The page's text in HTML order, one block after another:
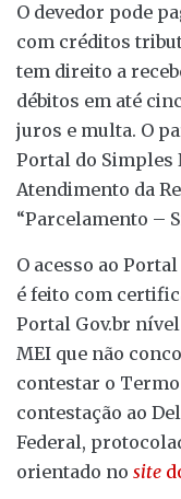
O devedor pode
com créditos
tem direito a
débitos em até
juros e multa. O
Portal do Simples
Atendimento da
“Parcelamento –
O acesso ao
é feito com
Portal Gov.br
MEI que não
contestar o
contestação ao
Federal,
orientado no site